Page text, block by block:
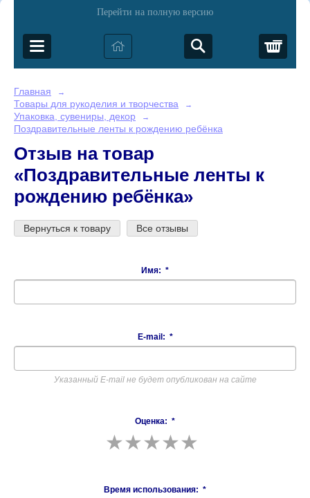
Перейти на полную версию
Главная →
Товары для рукоделия и творчества →
Упаковка, сувениры, декор →
Поздравительные ленты к рождению ребёнка
Отзыв на товар
«Поздравительные ленты к
рождению ребёнка»
Вернуться к товару Все отзывы
Имя: *
E-mail: *
Указанный E-mail не будет опубликован на сайте
Оценка: *
Время использования: *